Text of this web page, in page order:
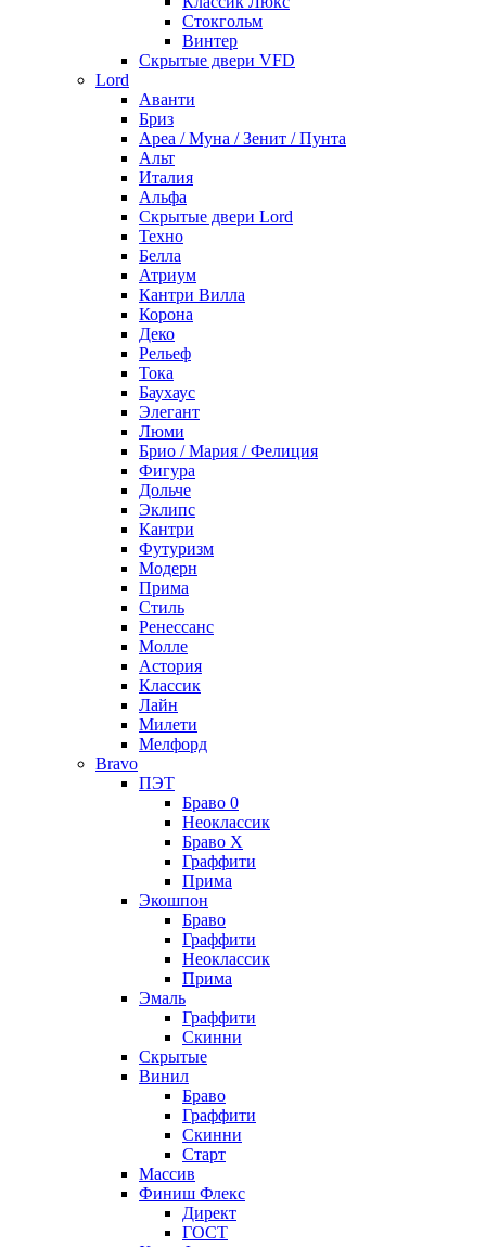
Стокгольм
Винтер
Скрытые двери VFD
Lord
Аванти
Бриз
Ареа / Муна / Зенит / Пунта
Альт
Италия
Альфа
Скрытые двери Lord
Техно
Белла
Атриум
Кантри Вилла
Корона
Деко
Рельеф
Тока
Баухаус
Элегант
Люми
Брио / Мария / Фелиция
Фигура
Дольче
Эклипс
Кантри
Футуризм
Модерн
Прима
Стиль
Ренессанс
Молле
Астория
Классик
Лайн
Милети
Мелфорд
Bravo
ПЭТ
Браво 0
Неоклассик
Браво Х
Граффити
Прима
Экошпон
Браво
Граффити
Неоклассик
Прима
Эмаль
Граффити
Скинни
Скрытые
Винил
Браво
Граффити
Скинни
Старт
Массив
Финиш Флекс
Директ
ГОСТ